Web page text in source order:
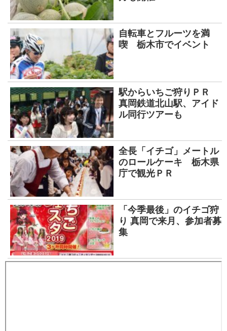
自転車とフルーツを満
喫 栃木市でイベント
駅からいちご狩りＰＲ
真岡鉄道北山駅、アイド
ル同行ツアーも
全長「イチゴ」メートル
のロールケーキ 栃木県
庁で観光ＰＲ
「今季最後」のイチゴ狩
り 真岡で来月、参加者募
集